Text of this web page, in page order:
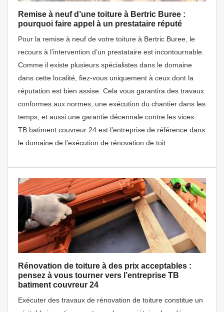
Remise à neuf d’une toiture à Bertric Buree :
pourquoi faire appel à un prestataire réputé
Pour la remise à neuf de votre toiture à Bertric Buree, le
recours à l’intervention d’un prestataire est incontournable.
Comme il existe plusieurs spécialistes dans le domaine
dans cette localité, fiez-vous uniquement à ceux dont la
réputation est bien assise. Cela vous garantira des travaux
conformes aux normes, une exécution du chantier dans les
temps, et aussi une garantie décennale contre les vices.
TB batiment couvreur 24 est l’entreprise de référence dans
le domaine de l’exécution de rénovation de toit.
Rénovation de toiture à des prix acceptables :
pensez à vous tourner vers l’entreprise TB
batiment couvreur 24
Exécuter des travaux de rénovation de toiture constitue un